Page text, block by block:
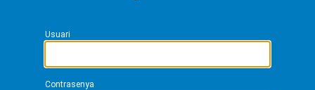
Usuari
Contrasenya